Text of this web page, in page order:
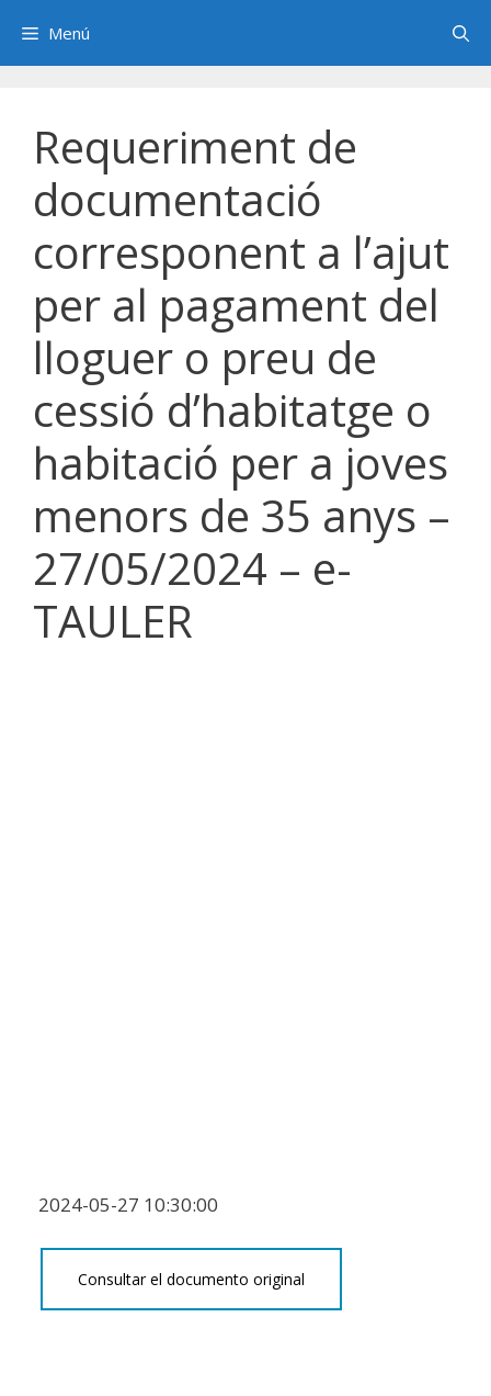
contenido
Menú
Requeriment de
documentació
corresponent a l’ajut
per al pagament del
lloguer o preu de
cessió d’habitatge o
habitació per a joves
menors de 35 anys –
27/05/2024 – e-
TAULER
2024-05-27 10:30:00
Consultar el documento original